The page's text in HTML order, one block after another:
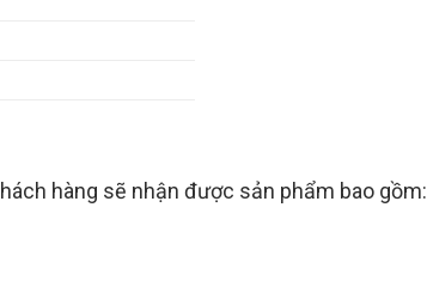
hàng sẽ nhận được sản phẩm bao gồm: